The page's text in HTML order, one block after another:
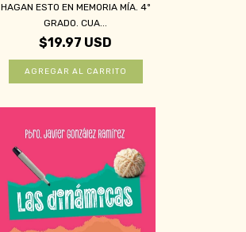
HAGAN ESTO EN MEMORIA MÍA. 4º
GRADO. CUA...
$19.97 USD